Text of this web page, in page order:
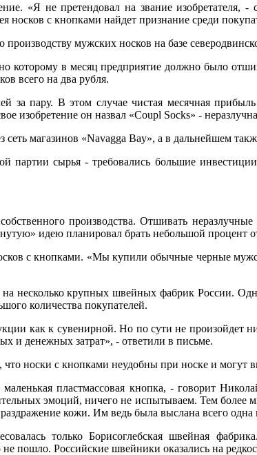
«Я не претендовал на звание
носков с кнопками найдет признание среди
производству мужских носков на базе
которому в месяц предприятие должно было
всего на два рубля.
за пару. В этом случае чистая месячная
изобретение он назвал «Coupl Socks» -
магазинов «Navagga Bay», а в дальнейшем
партии сырья - требовались большие
производства. Отшивать
идею планировал брать небольшой процент
с кнопками. «Мы купили обычные черные
несколько крупных швейных фабрик России.
количества покупателей.
как к сувенирной. Но по сути не произойдет
и денежных затрат», - ответили в письме.
носки с кнопками неудобны при носке и могут
пластмассовая кнопка, - говорит
эмоций, ничего не испытываем. Тем
кожи. Им ведь была выслана всего одна
только Борисоглебская швейная
не пошло. Российские швейники оказались на